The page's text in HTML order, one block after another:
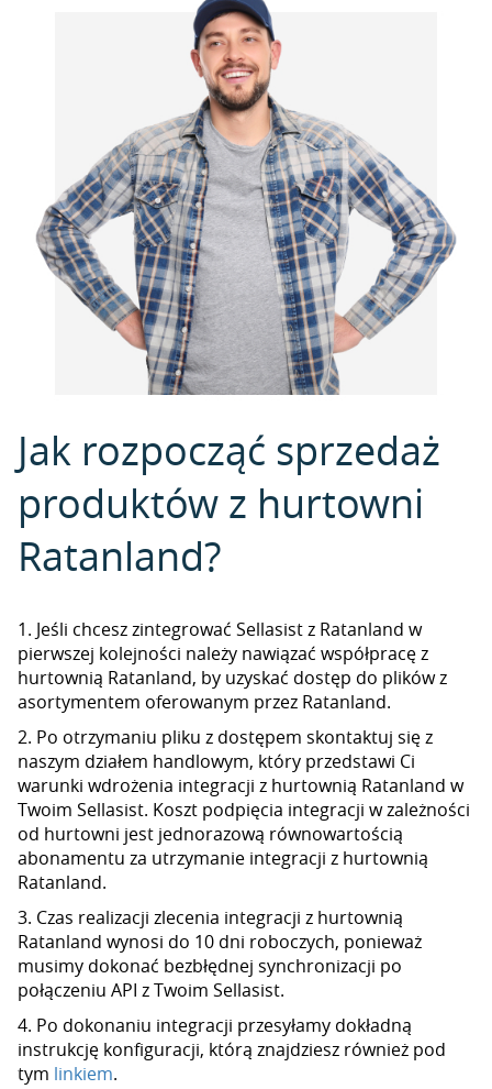
Jak rozpocząć sprzedaż
produktów z hurtowni
Ratanland?
1. Jeśli chcesz zintegrować Sellasist z Ratanland w
pierwszej kolejności należy nawiązać współpracę z
hurtownią Ratanland, by uzyskać dostęp do plików z
asortymentem oferowanym przez Ratanland.
2. Po otrzymaniu pliku z dostępem skontaktuj się z
naszym działem handlowym, który przedstawi Ci
warunki wdrożenia integracji z hurtownią Ratanland w
Twoim Sellasist. Koszt podpięcia integracji w zależności
od hurtowni jest jednorazową równowartością
abonamentu za utrzymanie integracji z hurtownią
Ratanland.
3. Czas realizacji zlecenia integracji z hurtownią
Ratanland wynosi do 10 dni roboczych, ponieważ
musimy dokonać bezbłędnej synchronizacji po
połączeniu API z Twoim Sellasist.
4. Po dokonaniu integracji przesyłamy dokładną
instrukcję konfiguracji, którą znajdziesz również pod
tym linkiem.